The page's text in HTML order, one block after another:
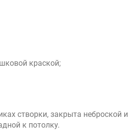
краской;
створки, закрыта неброской и
к потолку.